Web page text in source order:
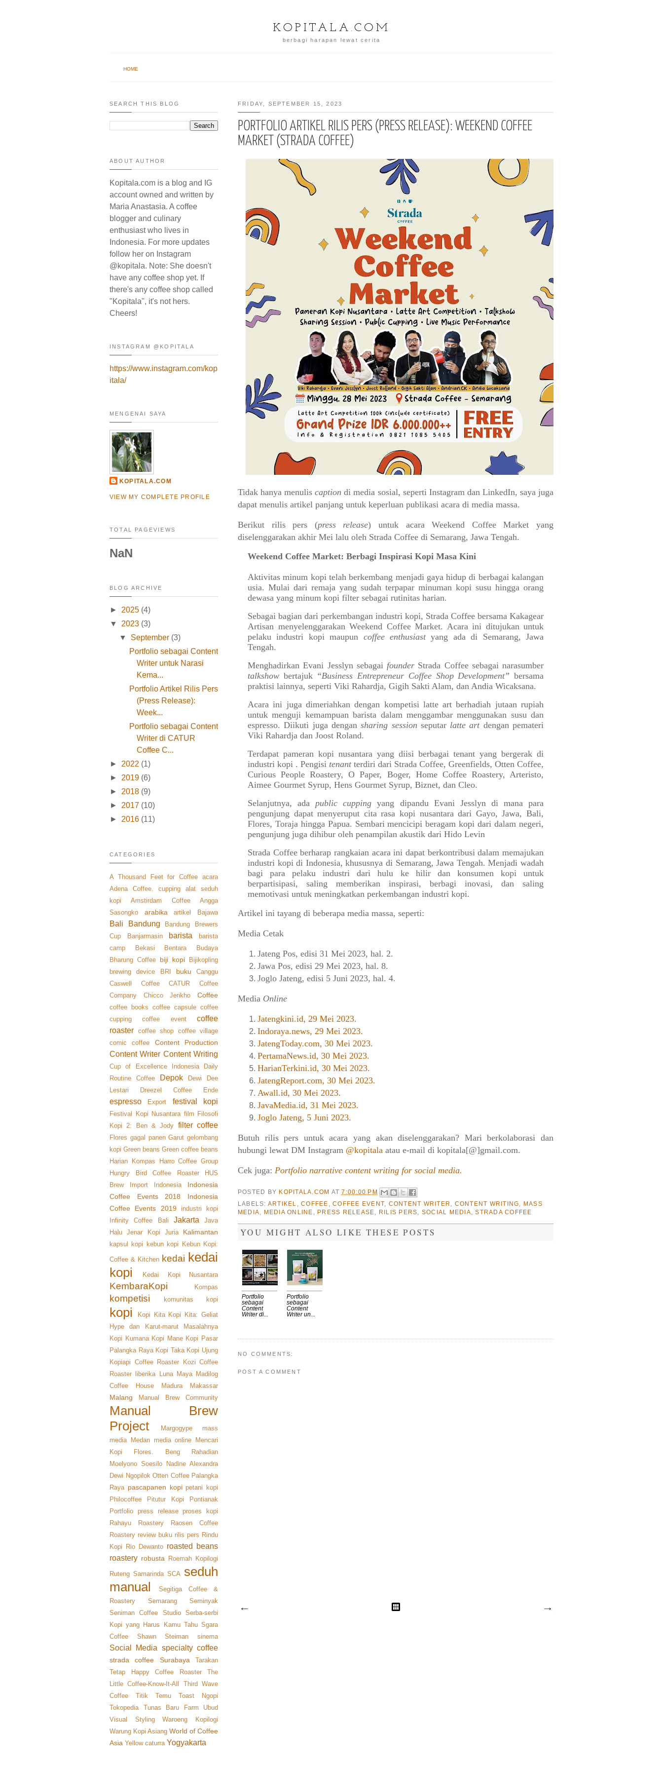
KOPITALA.COM
berbagi harapan lewat cerita
HOME
FRIDAY, SEPTEMBER 15, 2023
PORTFOLIO ARTIKEL RILIS PERS (PRESS RELEASE): WEEKEND COFFEE
MARKET (STRADA COFFEE)
Tidak hanya menuliscaption di media sosial, seperti Instagram dan LinkedIn, saya juga
dapat menulis artikel panjang untuk keperluan publikasi acara di media massa.
Berikut rilis pers (press release) untuk acara Weekend Coffee Market yang
diselenggarakan akhir Mei lalu oleh Strada Coffee di Semarang, Jawa Tengah.
Weekend Coffee Market: Berbagi Inspirasi Kopi Masa Kini
Aktivitas minum kopi telah berkembang menjadi gaya hidup di berbagai kalangan
usia. Mulai dari remaja yang sudah terpapar minuman kopi susu hingga orang
dewasa yang minum kopi filter sebagai rutinitas harian.
Sebagai bagian dari perkembangan industri kopi, Strada Coffee bersama Kakagear
Artisan menyelenggarakan Weekend Coffee Market. Acara ini ditujukan untuk
pelaku industri kopi maupun coffee enthusiastyang ada di Semarang, Jawa
Tengah.
Menghadirkan Evani Jesslyn sebagai founder Strada Coffee sebagai narasumber
talkshow bertajuk “Business Entrepreneur Coffee Shop Development” bersama
praktisi lainnya, seperti Viki Rahardja, Gigih Sakti Alam, dan Andia Wicaksana.
Acara ini juga dimeriahkan dengan kompetisi latte art berhadiah jutaan rupiah
untuk menguji kemampuan barista dalam menggambar menggunakan susu dan
espresso. Diikuti juga dengansharing session seputar latte artdengan pemateri
Viki Rahardja dan Joost Roland.
Terdapat pameran kopi nusantara yang diisi berbagai tenant yang bergerak di
industri kopi . Pengisi tenantterdiri dari Strada Coffee, Greenfields, Otten Coffee,
Curious People Roastery, O Paper, Boger, Home Coffee Roastery, Arteristo,
Aimee Gourmet Syrup, Hens Gourmet Syrup, Biznet, dan Cleo.
Selanjutnya, ada public cupping yang dipandu Evani Jesslyn di mana para
pengunjung dapat menyeruput cita rasa kopi nusantara dari Gayo, Jawa, Bali,
Flores, Toraja hingga Papua. Sembari mencicipi beragam kopi dari dalam negeri,
pengunjung juga dihibur oleh penampilan akustik dari Hido Levin
Strada Coffee berharap rangkaian acara ini dapat berkontribusi dalam memajukan
industri kopi di Indonesia, khususnya di Semarang, Jawa Tengah. Menjadi wadah
bagi para pelaku industri dari hulu ke hilir dan konsumen kopi untuk
berpartisipasi, saling memberikan inspirasi, berbagi inovasi, dan saling
memotivasi untuk meningkatkan perkembangan industri kopi.
Artikel ini tayang di beberapa media massa, seperti:
Media Cetak
Jateng Pos, edisi 31 Mei 2023, hal. 2.
Jawa Pos, edisi 29 Mei 2023, hal. 8.
Joglo Jateng, edisi 5 Juni 2023, hal. 4.
Media Online
Jatengkini.id, 29 Mei 2023.
Indoraya.news, 29 Mei 2023.
JatengToday.com, 30 Mei 2023.
PertamaNews.id, 30 Mei 2023.
HarianTerkini.id, 30 Mei 2023.
JatengReport.com, 30 Mei 2023.
Awall.id, 30 Mei 2023.
JavaMedia.id, 31 Mei 2023.
Joglo Jateng, 5 Juni 2023.
Butuh rilis pers untuk acara yang akan diselenggarakan? Mari berkolaborasi dan
hubungi lewat DM Instagram @kopitala atau e-mail di kopitala[@]gmail.com.
Cek juga: Portfolio narrative content writing for social media.
POSTED BY KOPITALA.COM AT7:00:00 PM
LABELS: ARTIKEL ,COFFEE ,COFFEE EVENT CONTENT WRITER CONTENT WRITING
MASS
MEDIA
MEDIA ONLINE PRESS RELEASE RILIS PERS SOCIAL MEDIA ,STRADA COFFEE
YOU MIGHT ALSO LIKE THESE POSTS
Portfolio
sebagai
Content
Writer di...
Portfolio
sebagai
Content
Writer un...
NO COMMENTS:
POST A COMMENT
SEARCH THIS BLOG
ABOUT AUTHOR
Kopitala.com is a blog and IG
account owned and written by
Maria Anastasia. A coffee
blogger and culinary
enthusiast who lives in
Indonesia. For more updates
follow her on Instagram
@kopitala. Note: She doesn't
have any coffee shop yet. If
there's any coffee shop called
"Kopitala", it's not hers.
Cheers!
INSTAGRAM @KOPITALA
https://www.instagram.com/kop
itala/
MENGENAI SAYA
KOPITALA.COM
VIEW MY COMPLETE PROFILE
TOTAL PAGEVIEWS
NaN
BLOG ARCHIVE
► 2025 (4)
▼
2023 (3)
▼
September (3)
Portfolio sebagai Content
Writer untuk Narasi
Kema...
Portfolio Artikel Rilis Pers
(Press Release):
Week...
Portfolio sebagai Content
Writer di CATUR
Coffee C...
► 2022 (1)
► 2019 (6)
► 2018 (9)
► 2017 (10)
► 2016 (11)
CATEGORIES
A Thousand Feet for Coffee
acara
Adena Coffee. cupping
alat seduh
kopi
Amstirdam Coffee
Angga
Sasongko
arabika artikel Bajawa
Bali Bandung
Bandung Brewers
Cup
Banjarmasin barista
barista
camp
Bekasi
Bentara Budaya
Bharung Coffee biji kopi Bijikopling
brewing device
BRI buku
Canggu
Caswell Coffee
CATUR Coffee
Company
Chicco Jerikho Coffee
coffee books coffee capsule coffee
cupping
coffee event
coffee
roaster coffee shop coffee village
comic coffee
Content Production
Content Writer Content Writing
Cup of Excellence Indonesia
Daily
Routine Coffee
Depok
Dewi Dee
Lestari
Dreezel Coffee Ende
espresso Export festival kopi
Festival Kopi Nusantara film Filosofi
Kopi 2: Ben & Jody filter coffee
Flores gagal panen Garut gelombang
kopi Green beans Green coffee beans
Harian Kompas
Harro Coffee Group
Hungry Bird Coffee Roaster
HUS
Brew
Import Indonesia
Indonesia
Coffee Events 2018
Indonesia
Coffee Events 2019
industri kopi
Infinity Coffee Bali
Jakarta
Java
Halu
Jenar Kopi Juria Kalimantan
kapsul kopi kebun kopi Kebun Kopi:
Coffee & Kitchen kedai kedai
kopi
Kedai Kopi Nusantara
KembaraKopi Kompas
kompetisi komunitas kopi
kopi Kopi Kita Kopi Kita: Geliat
Hype dan Karut-marut Masalahnya
Kopi Kumana Kopi Mane Kopi Pasar
Palangka Raya Kopi Taka Kopi Ujung
Kopiapi Coffee Roaster Kozi Coffee
Roaster liberika Luna Maya Madilog
Coffee House
Madura Makassar
Malang Manual Brew Community
Manual Brew
Project
Margogype
mass
media Medan media online Mencari
Kopi Flores. Beng Rahadian
Moelyono Soesilo Nadine Alexandra
Dewi Ngopilok Otten Coffee Palangka
Raya pascapanen kopi petani kopi
Philocoffee
Pitutur Kopi
Pontianak
Portfolio press release proses kopi
Rahayu Roastery
Raosen Coffee
Roastery review buku rilis pers Rindu
Kopi Rio Dewanto roasted beans
roastery robusta Roemah Kopilogi
Ruteng Samarinda SCA seduh
manual
Segitiga Coffee &
Roastery
Semarang
Seminyak
Seniman Coffee Studio
Serba-serbi
Kopi yang Harus Kamu Tahu Sgara
Coffee
Shawn Steiman sinema
Social Media specialty coffee
strada coffee Surabaya
Tarakan
Tetap Happy Coffee Roaster
The
Little Coffee-Know-It-All
Third Wave
Coffee
Titik Temu
Toast Ngopi
Tokopedia
Tunas Baru Farm
Ubud
Visual Styling
Waroeng Kopilogi
Warung Kopi Asiang World of Coffee
Asia Yellow caturra Yogyakarta